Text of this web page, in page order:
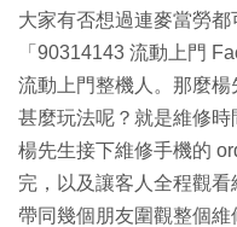
大家有否想過連麥當勞
「90314143 流動上門
流動上門整機人。那麼
甚麼玩法呢？就是維修
楊先生接下維修手機的
完，以及讓客人全程觀
帶同幾個朋友圍觀整個維